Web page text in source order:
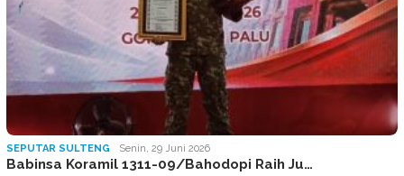
SEPUTAR SULTENG Senin, 29 Juni 2026
Babinsa Koramil 1311-09/Bahodopi Raih Ju…